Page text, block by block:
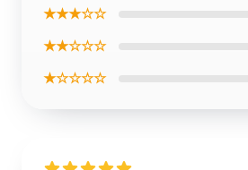
★★★☆☆
★★☆☆☆
★☆☆☆☆